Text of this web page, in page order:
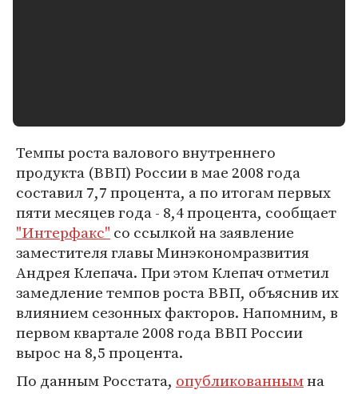
Темпы роста валового внутреннего
продукта (ВВП) России в мае 2008 года
составил 7,7 процента, а по итогам первых
пяти месяцев года - 8,4 процента, сообщает
"Интерфакс" со ссылкой на заявление
заместителя главы Минэкономразвития
Андрея Клепача. При этом Клепач отметил
замедление темпов роста ВВП, объяснив их
влиянием сезонных факторов. Напомним, в
первом квартале 2008 года ВВП России
вырос на 8,5 процента.
По данным Росстата, опубликованнымна